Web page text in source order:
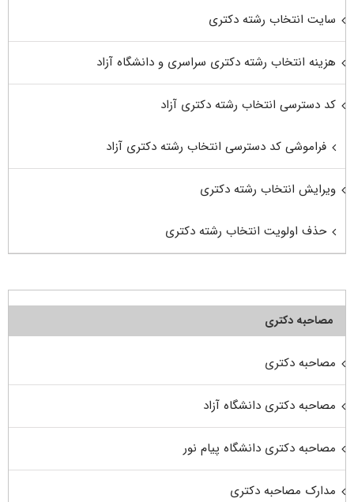
سایت انتخاب رشته دکتری
هزینه انتخاب رشته دکتری سراسری و دانشگاه آزاد
کد دسترسی انتخاب رشته دکتری آزاد
فراموشی کد دسترسی انتخاب رشته دکتری آزاد
ویرایش انتخاب رشته دکتری
حذف اولویت انتخاب رشته دکتری
مصاحبه دکتری
مصاحبه دکتری
مصاحبه دکتری دانشگاه آزاد
مصاحبه دکتری دانشگاه پیام نور
مدارک مصاحبه دکتری